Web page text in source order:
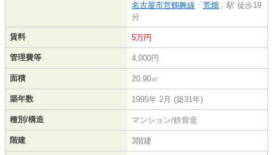
名古屋市営鶴舞線 「 荒畑 」駅 徒歩19
分
賃料 5万円
管理費等 4,000円
面積 20.90㎡
築年数 1995年 2月 (築31年)
種別/構造 マンション/鉄骨造
階建 3階建